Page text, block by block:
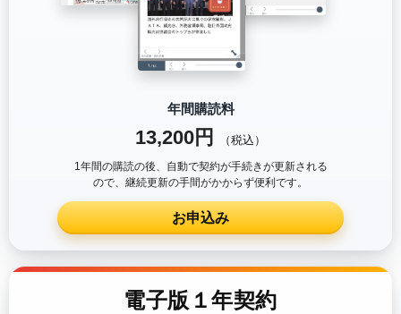
年間購読料
13,200円 （税込）
1年間の購読の後、自動で契約が手続きが更新される
ので、継続更新の手間がかからず便利です。
お申込み
電子版１年契約